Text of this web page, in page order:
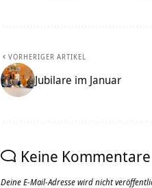
VORHERIGER ARTIKEL
Jubilare im Januar
Keine Kommentare
Deine E-Mail-Adresse wird nicht